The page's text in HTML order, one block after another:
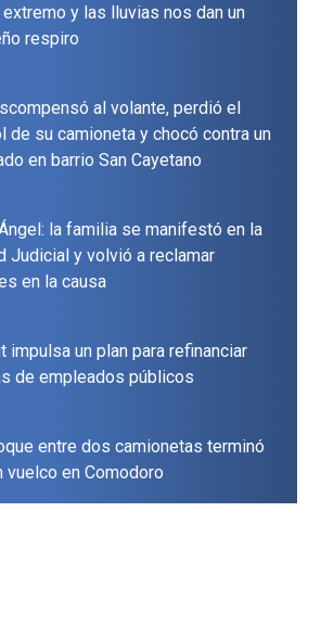
y las lluvias nos dan un
respiro
al volante, perdió el
de su camioneta y chocó contra un
en barrio San Cayetano
la familia se manifestó en la
Judicial y volvió a reclamar
en la causa
impulsa un plan para refinanciar
de empleados públicos
entre dos camionetas terminó
vuelco en Comodoro